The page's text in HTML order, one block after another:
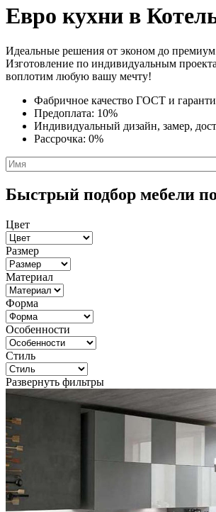
Евро кухни в
Идеальные решения от эконом до
Изготовление по индивидуальным
воплотим любую вашу мечту!
Фабричное качество ГОСТ и
Предоплата: 10%
Индивидуальный дизайн, замер,
Рассрочка: 0%
Быстрый подбор мебели
Цвет
Размер
Материал
Форма
Особенности
Стиль
Развернуть фильтры